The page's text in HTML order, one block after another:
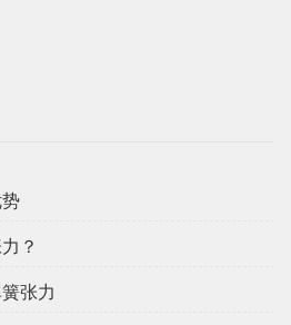
？
张力